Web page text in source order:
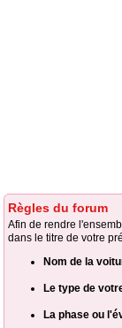
Règles du forum
Afin de rendre
dans le titre de votre
Nom de la
Le type de
La phase ou